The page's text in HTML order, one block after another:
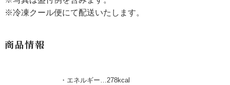
※冷凍クール便にて配送いたします。
商品情報
・エネルギー…278kcal